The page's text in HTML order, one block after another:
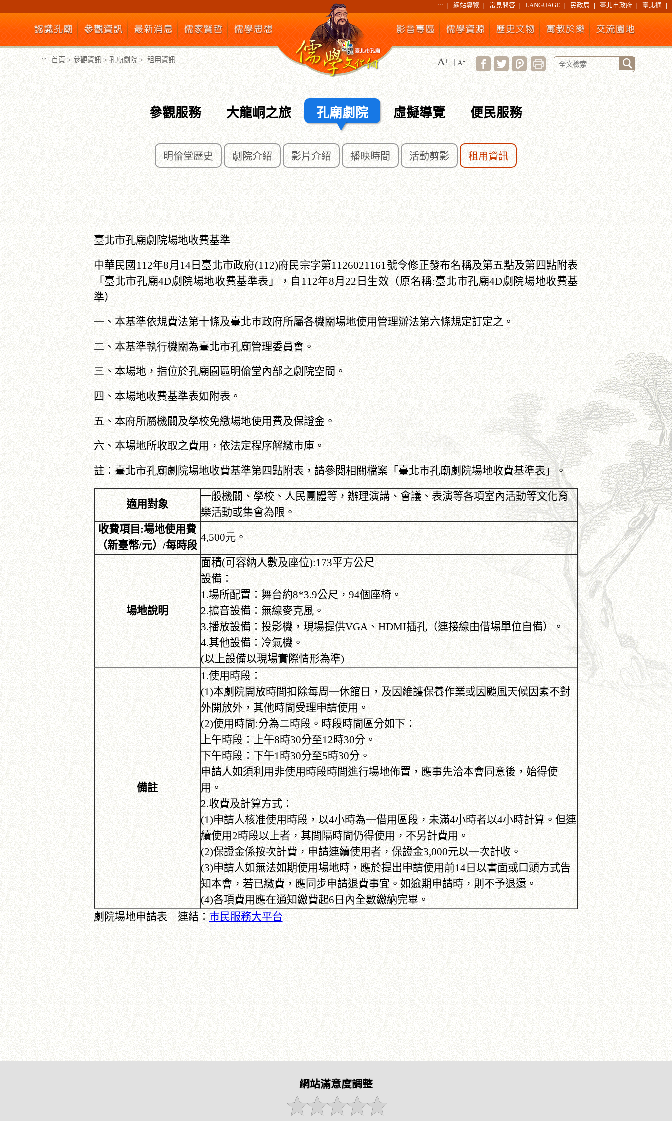
主
要
內
容
區
塊
::: 網站導覽 常見問答 LANGUAGE 民政局 臺北市政府 臺北通
::: 首頁 > 參觀資訊 > 孔廟劇院 > 租用資訊
參觀服務 大龍峒之旅 孔廟劇院 虛擬導覽 便民服務
明倫堂歷史 劇院介紹 影片介紹 播映時間 活動剪影 租用資訊
:::
臺北市孔廟劇院場地收費基準
中華民國112年8月14日臺北市政府(112)府民宗字第1126021161號令修正發布名稱及第五點及第四點附表
「臺北市孔廟4D劇院場地收費基準表」，自112年8月22日生效（原名稱:臺北市孔廟4D劇院場地收費基
準）
一、本基準依規費法第十條及臺北市政府所屬各機關場地使用管理辦法第六條規定訂定之。
二、本基準執行機關為臺北市孔廟管理委員會。
三、本場地，指位於孔廟園區明倫堂內部之劇院空間。
四、本場地收費基準表如附表。
五、本府所屬機關及學校免繳場地使用費及保證金。
六、本場地所收取之費用，依法定程序解繳市庫。
註：臺北市孔廟劇院場地收費基準第四點附表，請參閱相關檔案「臺北市孔廟劇院場地收費基準表」。
適用對象
一般機關、學校、人民團體等，辦理演講、會議、表演等各項室內活動等文化育
樂活動或集會為限。
收費項目:場地使用費
（新臺幣/元）/每時段
4,500元。
場地說明
面積(可容納人數及座位):173平方公尺
設備：
1.場所配置：舞台約8*3.9公尺，94個座椅。
2.擴音設備：無線麥克風。
3.播放設備：投影機，現場提供VGA、HDMI插孔（連接線由借場單位自備）。
4.其他設備：冷氣機。
(以上設備以現場實際情形為準)
備註
1.使用時段：
(1)本劇院開放時間扣除每周一休館日，及因維護保養作業或因颱風天候因素不對
外開放外，其他時間受理申請使用。
(2)使用時間:分為二時段。時段時間區分如下：
上午時段：上午8時30分至12時30分。
下午時段：下午1時30分至5時30分。
申請人如須利用非使用時段時間進行場地佈置，應事先洽本會同意後，始得使
用。
2.收費及計算方式：
(1)申請人核准使用時段，以4小時為一借用區段，未滿4小時者以4小時計算。但連
續使用2時段以上者，其間隔時間仍得使用，不另計費用。
(2)保證金係按次計費，申請連續使用者，保證金3,000元以一次計收。
(3)申請人如無法如期使用場地時，應於提出申請使用前14日以書面或口頭方式告
知本會，若已繳費，應同步申請退費事宜。如逾期申請時，則不予退還。
(4)各項費用應在通知繳費起6日內全數繳納完畢。
劇院場地申請表 連結：市民服務大平台
網站滿意度調整